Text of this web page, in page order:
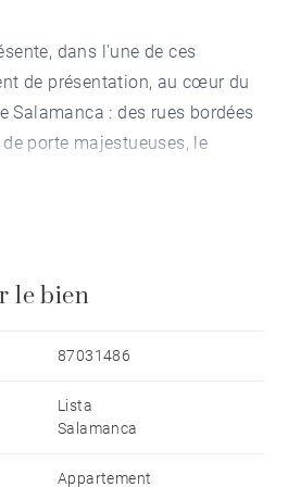
dans l'une de ces
de présentation, au cœur du
Salamanca : des rues bordées
porte majestueuses, le
neuf, et se trouve au
des après-midis
peuvent offrir.
baigné de lumière
le bien
87031486
Lista
Salamanca
Appartement